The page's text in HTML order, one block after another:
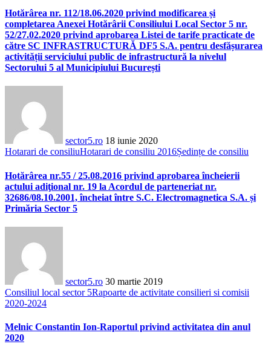
Hotărârea nr. 112/18.06.2020 privind modificarea și
completarea Anexei Hotărârii Consiliului Local Sector 5 nr.
52/27.02.2020 privind aprobarea Listei de tarife practicate de
către SC INFRASTRUCTURĂ DF5 S.A. pentru desfășurarea
activității serviciului public de infrastructură la nivelul
Sectorului 5 al Municipiului București
sector5.ro 18 iunie 2020
Hotarari de consiliuHotarari de consiliu 2016Ședințe de consiliu
Hotărârea nr.55 / 25.08.2016 privind aprobarea încheierii
actului adiţional nr. 19 la Acordul de parteneriat nr.
32686/08.10.2001, încheiat între S.C. Electromagnetica S.A. și
Primăria Sector 5
sector5.ro 30 martie 2019
Consiliul local sector 5Rapoarte de activitate consilieri si comisii
2020-2024
Melnic Constantin Ion-Raportul privind activitatea din anul
2020